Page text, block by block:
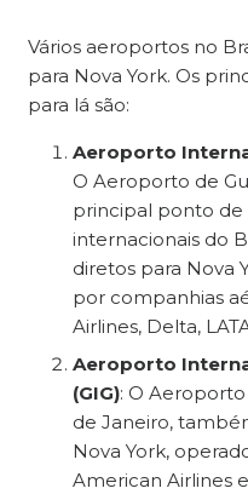
Vários aeroportos no
para Nova York. Os
para lá são:
Aeroporto
O Aeroporto de
principal ponto de
internacionais do
diretos para Nova
por companhias
Airlines, Delta,
Aeroporto
(GIG): O
de Janeiro,
Nova York,
American Airlines